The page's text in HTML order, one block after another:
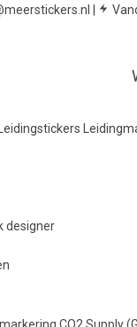
Leidingstickers
designer